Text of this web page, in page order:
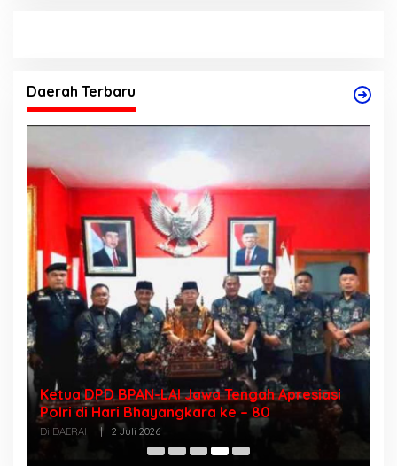
Daerah Terbaru
Ketua DPD BPAN-LAI Jawa Tengah Apresiasi
Polri di Hari Bhayangkara ke – 80
Di DAERAH | 2 Juli 2026